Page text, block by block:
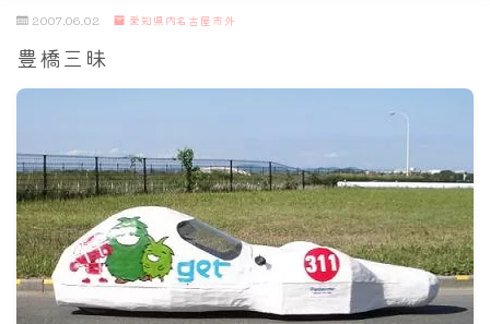
プロフィール
謎解き
ホテル滞在記
舞台・ライブ
名古屋
2007.06.02 愛知県内名古屋市外
豊橋三昧